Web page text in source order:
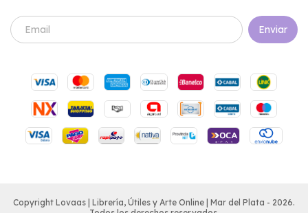
Copyright Lovaas | Librería, Útiles y Arte Online | Mar del Plata - 2026.